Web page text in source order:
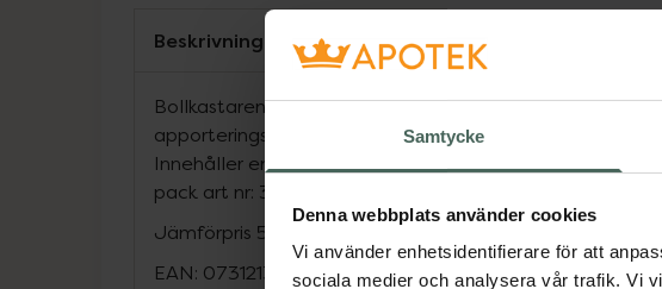
Samtycke
Denna webbplats använder cookies
Vi använder enhetsidentifierare för att
sociala medier och analysera vår trafik. Vi
Beskrivning
Bollkastaren som hjälper dig att kasta bollen långt! Gör
apporteringsleken skojigare och mer utmanande för din
Innehåller en bollkastare och en boll. Passande
pack art nr: 333336.
Jämförpris 59,90 kr
EAN: 07312133333379